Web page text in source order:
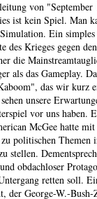
von
ist kein Spiel. Man
Ein
des Krieges gegen
die
als das Gameplay.
das wir kurz
unsere
vor uns haben.
McGee hatte mit
politischen Themen
stellen.
obdachloser
retten soll.
der George-W.-